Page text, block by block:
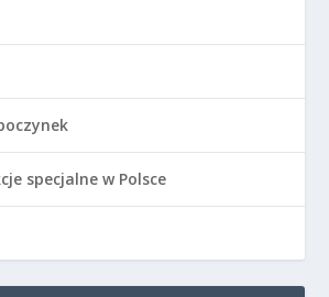
specjalne w Polsce